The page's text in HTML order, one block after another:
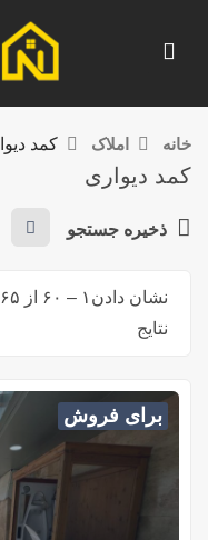
خانه املاک کمد
کمد دیواری
ذخیره جستجو
نشان دادن ۱ – ۶۰
از
نتایج
برای فروش